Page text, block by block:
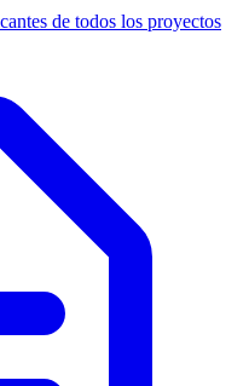
de todos los proyectos